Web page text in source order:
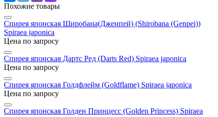
Похожие товары
Спирея японская Широбана(Дженпей) (Shirobana (Genpei))
Spiraea japonica
Цена по запросу
Спирея японская Дартс Ред (Darts Red) Spiraea japonica
Цена по запросу
Спирея японская Голдфлейм (Goldflame) Spiraea japonica
Цена по запросу
Спирея японская Голден Принцесс (Golden Princess) Spiraea